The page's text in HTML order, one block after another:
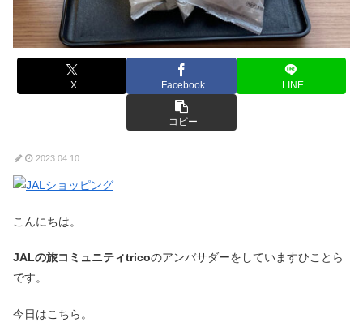
X Facebook LINE
コピー
2023.04.10
こんにちは。
JALの旅コミュニティtricoのアンバサダーをしていますひことら
です。
今日はこちら。